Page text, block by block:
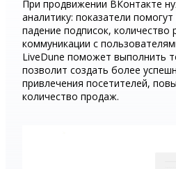
При продвижении ВКонтакте
аналитику: показатели
падение подписок, количество
коммуникации с
LiveDune поможет выполнить
позволит создать более
привлечения посетителей,
количество продаж.